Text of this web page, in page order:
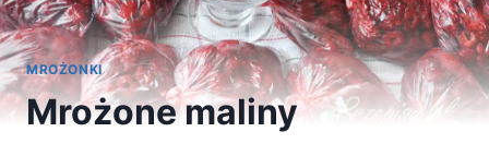
MROŻONKI
Mrożone maliny